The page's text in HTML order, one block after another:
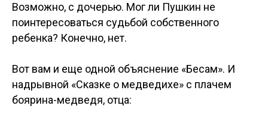
Возможно, с дочерью. Мог ли Пушкин не
поинтересоваться судьбой собственного
ребенка? Конечно, нет.
Вот вам и еще одной объяснение «Бесам». И
надрывной «Сказке о медведихе» с плачем
боярина-медведя, отца: